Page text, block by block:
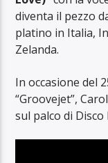
diventa il pezzo
platino in Italia,
Zelanda.
In occasione del
“Groovejet”,
sul palco di Disco